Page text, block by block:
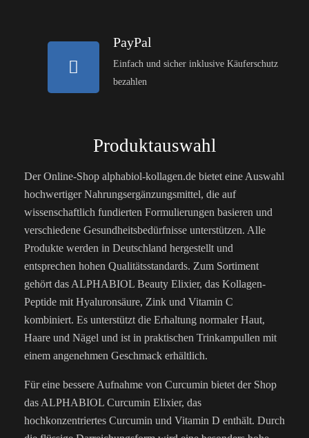
PayPal
Einfach und sicher inklusive Käuferschutz
bezahlen
Produktauswahl
Der Online-Shop alphabiol-kollagen.de bietet eine Auswahl
hochwertiger Nahrungsergänzungsmittel, die auf
wissenschaftlich fundierten Formulierungen basieren und
verschiedene Gesundheitsbedürfnisse unterstützen. Alle
Produkte werden in Deutschland hergestellt und
entsprechen hohen Qualitätsstandards. Zum Sortiment
gehört das ALPHABIOL Beauty Elixier, das Kollagen-
Peptide mit Hyaluronsäure, Zink und Vitamin C
kombiniert. Es unterstützt die Erhaltung normaler Haut,
Haare und Nägel und ist in praktischen Trinkampullen mit
einem angenehmen Geschmack erhältlich.
Für eine bessere Aufnahme von Curcumin bietet der Shop
das ALPHABIOL Curcumin Elixier, das
hochkonzentriertes Curcumin und Vitamin D enthält. Durch